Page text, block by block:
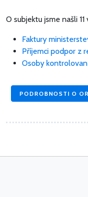
O subjektu jsme našli
Faktury
Příjemci podpor z
Osoby
PODROBNOSTI O